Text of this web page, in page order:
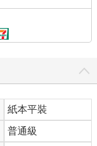
黑色與紅色的裝飾
記得剛才好像做了一
現實與困境。
紙本平裝
普通級